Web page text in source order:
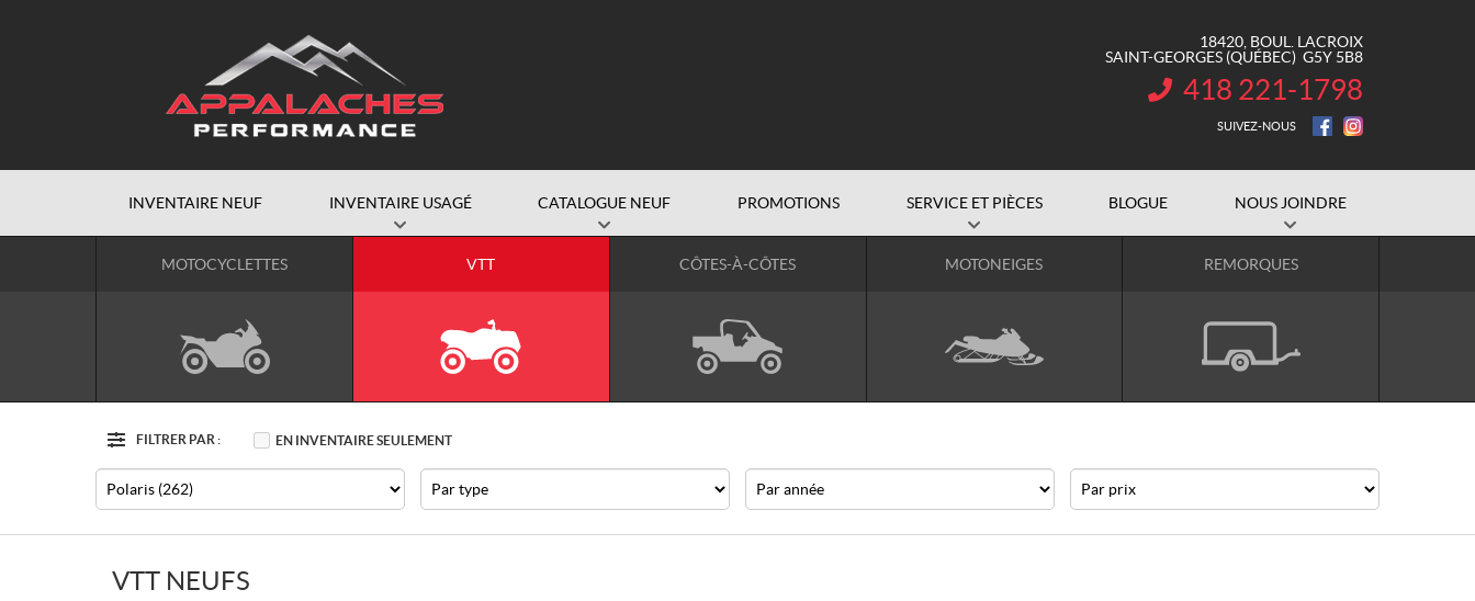
18420, BOUL. LACROIX
SAINT-GEORGES (QUÉBEC) G5Y 5B8
INFORMATION :
418 221-1798
SUIVEZ-NOUS
INVENTAIRE NEUF INVENTAIRE USAGÉ CATALOGUE NEUF PROMOTIONS SERVICE ET PIÈCES BLOGUE NOUS JOINDRE
MOTOCYCLETTES VTT CÔTES-À-CÔTES MOTONEIGES REMORQUES
FILTRER PAR : Options
EN INVENTAIRE SEULEMENT
Filtre
VTT NEUFS